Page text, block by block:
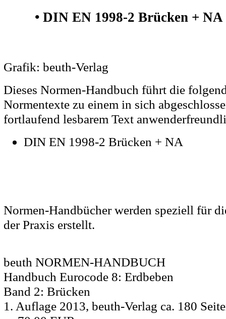
• DIN EN 1998-2 Brücken + NA
Grafik: beuth-Verlag
Dieses Normen-Handbuch führt die
Normentexte zu einem in sich
fortlaufend lesbarem Text
DIN EN 1998-2 Brücken + NA
Normen-Handbücher werden speziell für
der Praxis erstellt.
beuth NORMEN-HANDBUCH
Handbuch Eurocode 8: Erdbeben
Band 2: Brücken
1. Auflage 2013, beuth-Verlag ca. 180